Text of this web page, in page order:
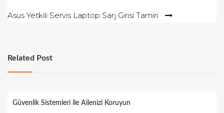
Asus Yetkili Servis Laptop Sarj Girisi Tamiri
Related Post
Güvenlik Sistemleri ile Ailenizi Koruyun